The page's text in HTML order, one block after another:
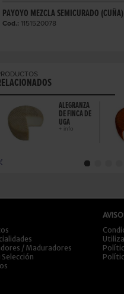
PAYOYO MEZCLA SEMICURADO (CUÑA)
Cod.: 1151520078
ALEGRANZA
DE FINCA DE
UGA
+ info
/ Maduradores